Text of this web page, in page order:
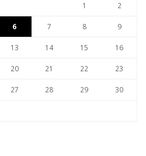
1 2
6 7 8 9
13 14 15 16
20 21 22 23
27 28 29 30